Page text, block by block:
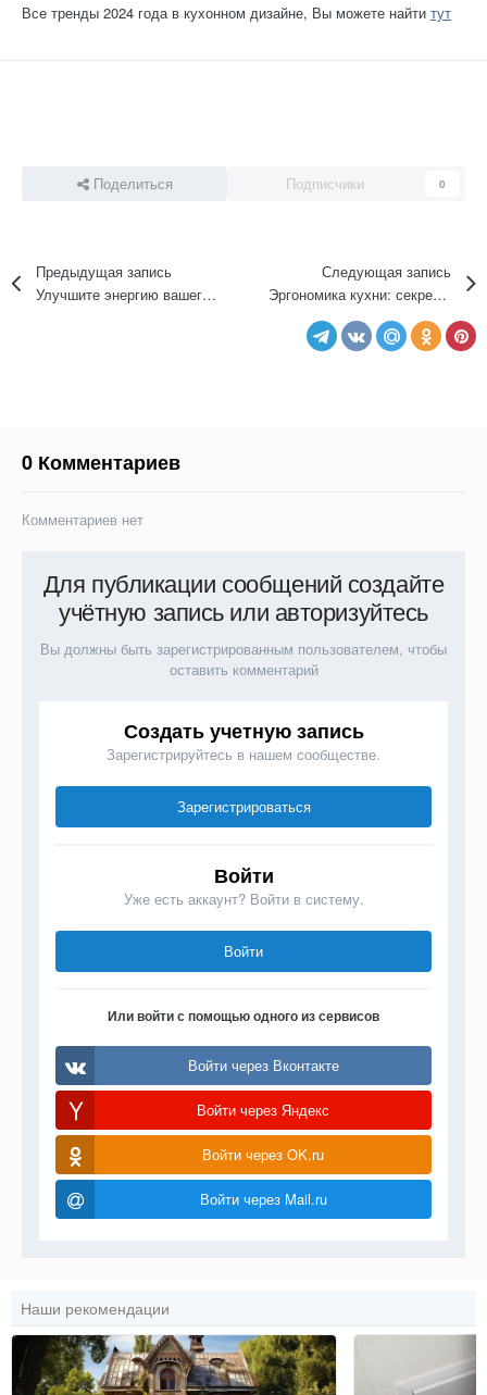
Все тренды 2024 года в кухонном дизайне, Вы можете найти тут
Поделиться Подписчики 0
Предыдущая запись
Улучшите энергию вашего дома с помощью фэн-шуй: лучшие правила и тенденции
Следующая запись
Эргономика кухни: секреты удобства и функциональности в каждом уголке вашего пространства
0 Комментариев
Комментариев нет
Для публикации сообщений создайте
учётную запись или авторизуйтесь
Вы должны быть зарегистрированным пользователем, чтобы
оставить комментарий
Создать учетную запись
Зарегистрируйтесь в нашем сообществе.
Зарегистрироваться
Войти
Уже есть аккаунт? Войти в систему.
Войти
Или войти с помощью одного из сервисов
Войти через Вконтакте
Войти через Яндекс
Войти через OK.ru
Войти через Mail.ru
Наши рекомендации